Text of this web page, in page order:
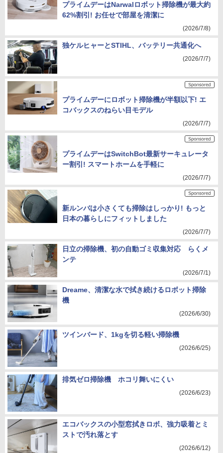
プライムデーはNarwalロボット掃除機が最大約
62%割引! お任せで部屋を清潔に
(2026/7/8)
独ケルヒャーとSTIHL、バッテリー共通化へ
(2026/7/7)
プライムデーにロボット掃除機が半額以下! エ
コバックスのねらい目モデル
(2026/7/7)
プライムデーはSwitchBot最新サーキュレータ
ー割引! スマートホームを手軽に
(2026/7/7)
新ルンバは小さくても掃除はしっかり! もっと
日本の暮らしにフィットしました
(2026/7/7)
日立の掃除機、初の自動ゴミ収集対応 らくメ
ンテ
(2026/7/1)
Dreame、清潔な水で拭き続けるロボット掃除
機
(2026/6/30)
ツインバード、1kgを切る軽い掃除機
(2026/6/25)
排気ゼロ掃除機 ホコリ舞いにくい
(2026/6/23)
エコバックスの小型窓拭きロボ、強力吸着とミ
ストで汚れ落とす
(2026/6/12)